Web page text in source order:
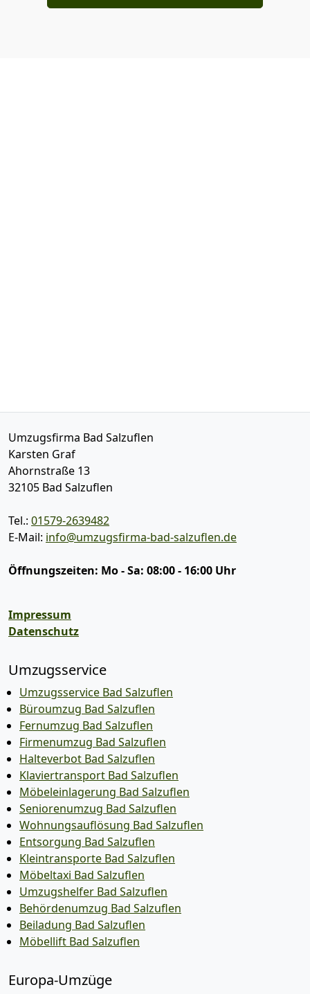
Umzugsfirma Bad Salzuflen
Karsten Graf
Ahornstraße 13
32105 Bad Salzuflen
Tel.: 01579-2639482
E-Mail: info@umzugsfirma-bad-salzuflen.de
Öffnungszeiten: Mo - Sa: 08:00 - 16:00 Uhr
Impressum
Datenschutz
Umzugsservice
Umzugsservice Bad Salzuflen
Büroumzug Bad Salzuflen
Fernumzug Bad Salzuflen
Firmenumzug Bad Salzuflen
Halteverbot Bad Salzuflen
Klaviertransport Bad Salzuflen
Möbeleinlagerung Bad Salzuflen
Seniorenumzug Bad Salzuflen
Wohnungsauflösung Bad Salzuflen
Entsorgung Bad Salzuflen
Kleintransporte Bad Salzuflen
Möbeltaxi Bad Salzuflen
Umzugshelfer Bad Salzuflen
Behördenumzug Bad Salzuflen
Beiladung Bad Salzuflen
Möbellift Bad Salzuflen
Europa-Umzüge